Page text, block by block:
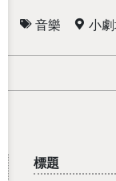
音樂 小
標題